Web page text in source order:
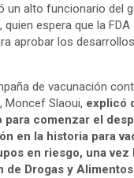
un alto funcionario del
quien espera que la
aprobar los
de vacunación
Moncef Slaoui, explicó
para comenzar el
en la historia para
en riesgo, una vez
de Drogas y